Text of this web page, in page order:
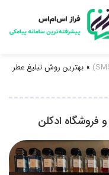
» بهترین روش تبلیغ عطر
فروشگاه ادکلن